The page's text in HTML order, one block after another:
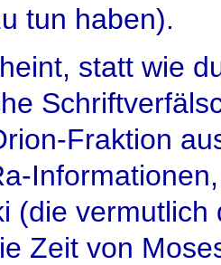
tun haben).
statt wie
Fraktion
(die
Zeit von